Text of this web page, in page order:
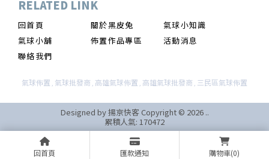
回首頁 匯款通知 購物車(0)
回首頁 關於黑皮兔
氣球小知識
氣球小舖
佈置作品專區
活動消息
聯絡我們
氣球佈置 氣球批發商 高雄氣球佈置 高雄氣球批發商 三民區氣球佈置
Designed by揚京快客Copyright © 2026 ..
累積人氣: 170472